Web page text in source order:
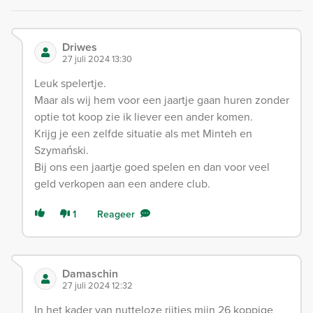
Driwes
27 juli 2024 13:30
Leuk spelertje.
Maar als wij hem voor een jaartje gaan huren zonder
optie tot koop zie ik liever een ander komen.
Krijg je een zelfde situatie als met Minteh en
Szymański.
Bij ons een jaartje goed spelen en dan voor veel
geld verkopen aan een andere club.
1 Reageer
Damaschin
27 juli 2024 12:32
In het kader van nutteloze rijtjes mijn 26 koppige